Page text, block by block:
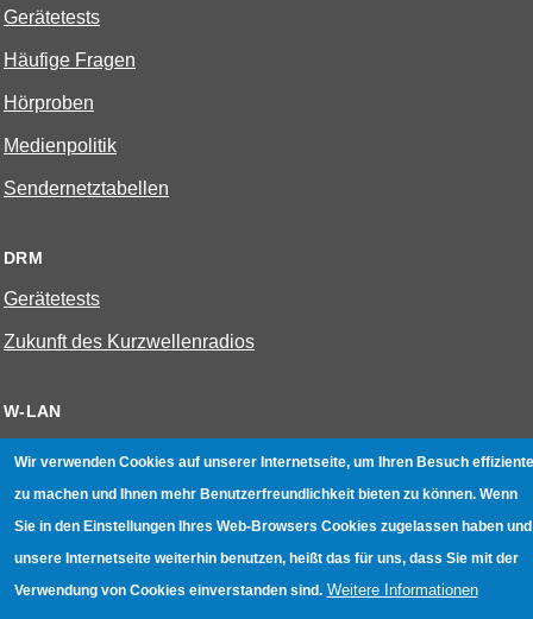
Gerätetests
Häufige Fragen
Hörproben
Medienpolitik
Sendernetztabellen
DRM
Gerätetests
Zukunft des Kurzwellenradios
W-LAN
Bestenliste
Geräte mit Aufnahmefunktion
Gerätetests
Hotspot absichern
Wir verwenden Cookies auf unserer Internetseite, um Ihren Besuch
zu machen und Ihnen mehr Benutzerfreundlichkeit bieten zu können. Wenn
Sie in den Einstellungen Ihres Web-Browsers Cookies zugelassen haben und
unsere Internetseite weiterhin benutzen, heißt das für uns, dass Sie mit der
Verwendung von Cookies einverstanden sind. Weitere Informationen